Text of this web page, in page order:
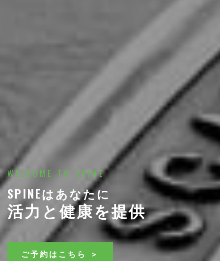
WELCOME TO SPINE
SPINEはあなたに
活力と健康を提供
ご予約はこちら ＞